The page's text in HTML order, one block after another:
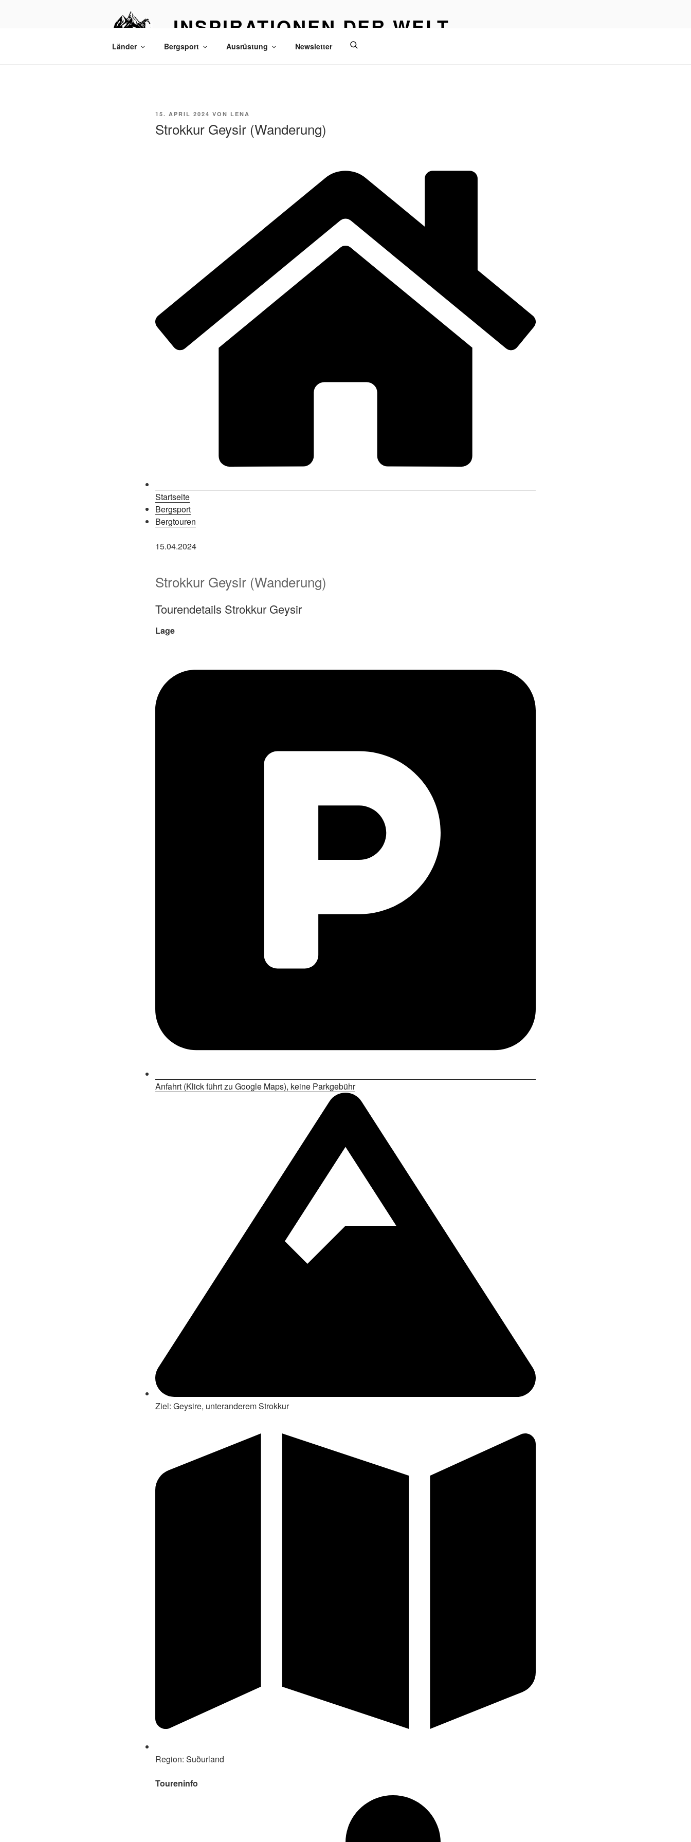
INSPIRATIONEN DER WELT
Bergtouren & Reisen
Länder Bergsport Ausrüstung Newsletter
VERÖFFENTLICHT
15. APRIL 2024 VON LENA
Strokkur Geysir (Wanderung)
Startseite
Bergsport
Bergtouren
15.04.2024
Strokkur Geysir (Wanderung)
Tourendetails Strokkur Geysir
Lage
Anfahrt (Klick führt zu Google Maps), keine Parkgebühr
Ziel: Geysire, unteranderem Strokkur
Region: Suðurland
Toureninfo